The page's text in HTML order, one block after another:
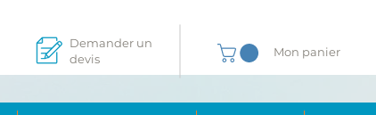
Demander un
devis
Mon panier